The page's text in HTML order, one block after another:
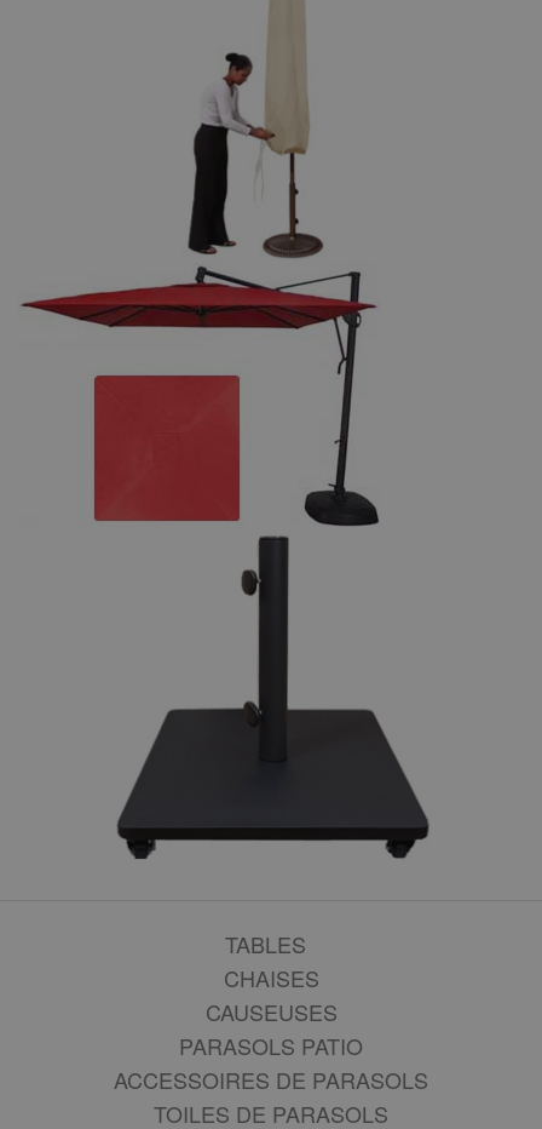
TABLES
CHAISES
CAUSEUSES
PARASOLS PATIO
ACCESSOIRES DE PARASOLS
TOILES DE PARASOLS